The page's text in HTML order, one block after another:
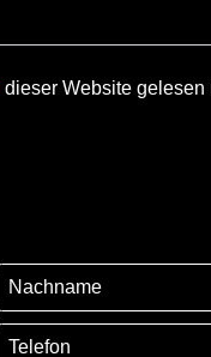
dieser Website gelesen